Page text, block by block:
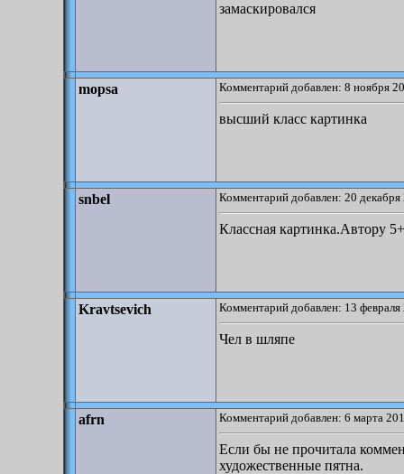
замаскировался
mopsa Комментарий добавлен: 8 ноября
высший класс картинка
snbel Комментарий добавлен: 20
Классная картинка.Автору
Kravtsevich Комментарий добавлен: 13
Чел в шляпе
afrn Комментарий добавлен: 6 марта
Если бы не прочитала
художественные пятна.